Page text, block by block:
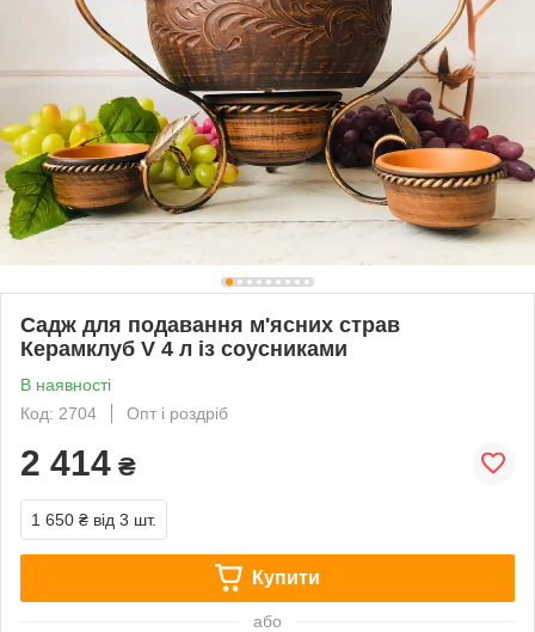
Садж для подавання м'ясних страв
Керамклуб V 4 л із соусниками
В наявності
Код: 2704
Опт і роздріб
2 414 ₴
1 650 ₴ від 3 шт.
Купити
або